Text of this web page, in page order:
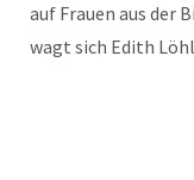
auf Frauen aus der
wagt sich Edith